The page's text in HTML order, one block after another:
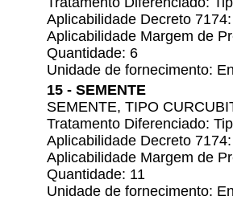
Aplicabilidade Decreto
Aplicabilidade Margem de
Quantidade: 6
Unidade de fornecimento:
15 - SEMENTE
SEMENTE, TIPO
Tratamento Diferenciado:
Aplicabilidade Decreto
Aplicabilidade Margem de
Quantidade: 11
Unidade de fornecimento: